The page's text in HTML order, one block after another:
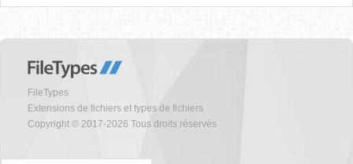
FileTypes
Extensions de fichiers et types de fichiers
Copyright © 2017-2026 Tous droits réservés